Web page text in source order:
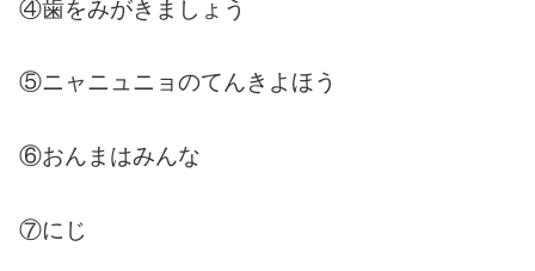
④歯をみがきましょう
⑤ニャニュニョのてんきよほう
⑥おんまはみんな
⑦にじ